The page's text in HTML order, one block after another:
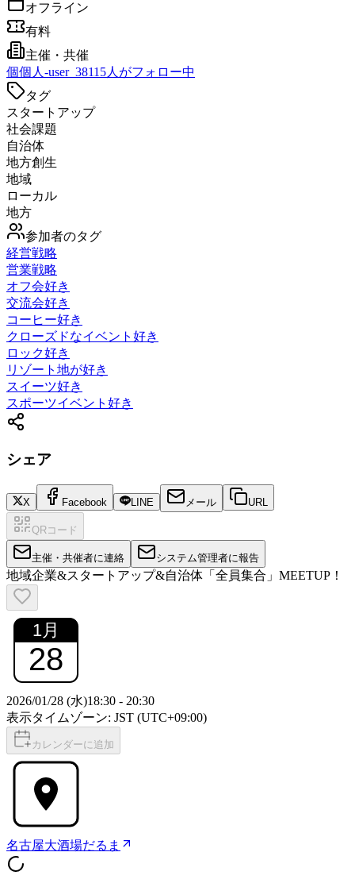
オフライン
有料
主催・共催
個個人-user_38115人がフォロー中
タグ
スタートアップ
社会課題
自治体
地方創生
地域
ローカル
地方
参加者のタグ
経営戦略
営業戦略
オフ会好き
交流会好き
コーヒー好き
クローズドなイベント好き
ロック好き
リゾート地が好き
スイーツ好き
スポーツイベント好き
シェア
X Facebook LINE メール URL
QRコード
主催・共催者に連絡 システム管理者に報告
地域企業&スタートアップ&自治体「全員集合」MEETUP！
1月
28
2026/01/28 (水)18:30 - 20:30
表示タイムゾーン: JST (UTC+09:00)
カレンダーに追加
名古屋大酒場だるま